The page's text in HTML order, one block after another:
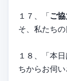
１７、「ご
そ、私たちの
１８、「本日
ちからお伺い